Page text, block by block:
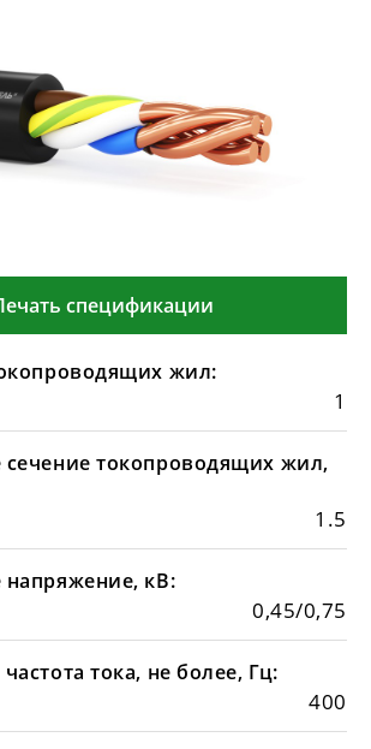
спецификации
жил:
1
токопроводящих жил,
1.5
кВ:
0,45/0,75
тока, не более, Гц:
400